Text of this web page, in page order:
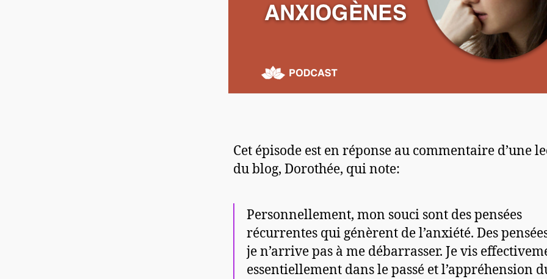
Cet épisode est en réponse au commentaire d’une
du blog, Dorothée, qui note:
Personnellement, mon souci sont des pensées
récurrentes qui génèrent de l’anxiété. Des
je n’arrive pas à me débarrasser. Je vis
essentiellement dans le passé et l’appréhension